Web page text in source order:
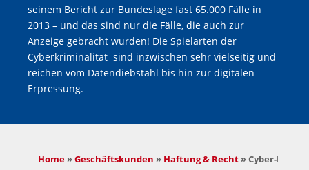
seinem Bericht zur Bundeslage fast 65.000 Fälle in
2013 – und das sind nur die Fälle, die auch zur
Anzeige gebracht wurden! Die Spielarten der
Cyberkriminalität sind inzwischen sehr vielseitig und
reichen vom Datendiebstahl bis hin zur digitalen
Erpressung.
Home » Geschäftskunden » Haftung & Recht » Cyber-Risiken